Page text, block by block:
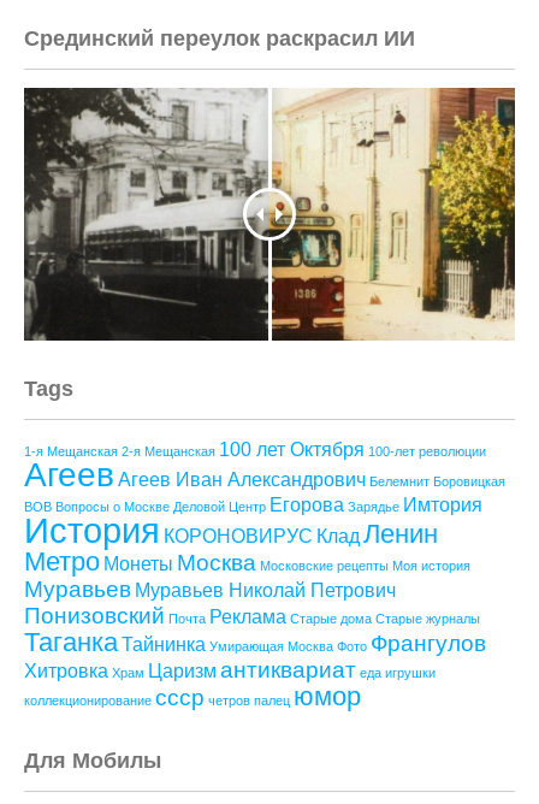
Срединский переулок раскрасил ИИ
Tags
1-я Мещанская 2-я Мещанская 100 лет Октября 100-лет революции
Агеев Агеев Иван Александрович Белемнит Боровицкая
ВОВ Вопросы о Москве Деловой Центр Егорова Зарядье Имтория
История КОРОНОВИРУС Клад Ленин
Метро Монеты Москва Московские рецепты Моя история
Муравьев Муравьев Николай Петрович
Понизовский Почта Реклама Старые дома Старые журналы
ТаганкаТайнинка Умирающая Москва Фото Франгулов
Хитровка Храм Царизм антиквариат еда игрушки
коллекционирование ссср четров палец юмор
Для Мобилы